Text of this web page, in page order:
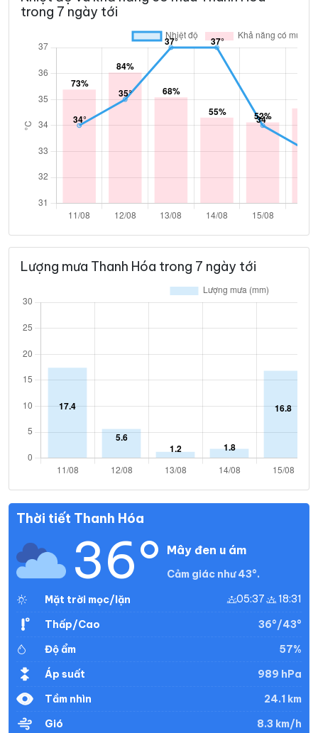
trong 7 ngày tới
Lượng mưa Thanh Hóa trong 7 ngày tới
Thời tiết Thanh Hóa
36° Mây đen u ám
Cảm giác như 43°.
Mặt trời mọc/lặn
05:37 18:31
Thấp/Cao
36°/43°
Độ ẩm
57%
Áp suất
989 hPa
Tầm nhìn
24.1 km
Gió
8.3 km/h